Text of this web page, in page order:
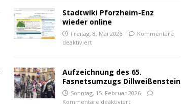
Stadtwiki Pforzheim-Enz
wieder online
Freitag, 8. Mai 2026
Kommentare
deaktiviert
Aufzeichnung des 65.
Fasnetsumzugs Dillweißenstein
Sonntag, 15. Februar 2026
Kommentare deaktiviert